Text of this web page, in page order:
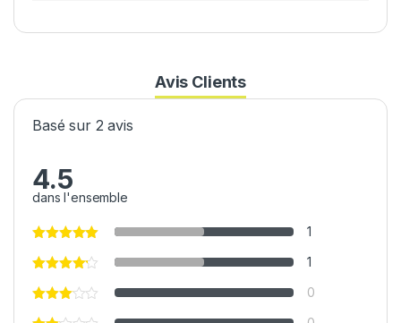
Avis Clients
Basé sur 2 avis
4.5
dans l'ensemble
1
1
0